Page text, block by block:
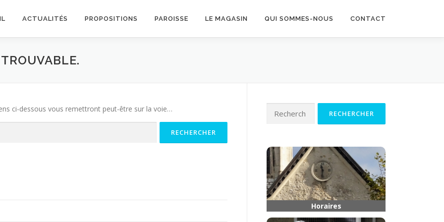
ACTUALITÉS PROPOSITIONS PAROISSE LE MAGASIN QUI SOMMES-NOUS CONTACT
ci-dessous vous remettront peut-être sur la voie… Rechercher :
Horaires